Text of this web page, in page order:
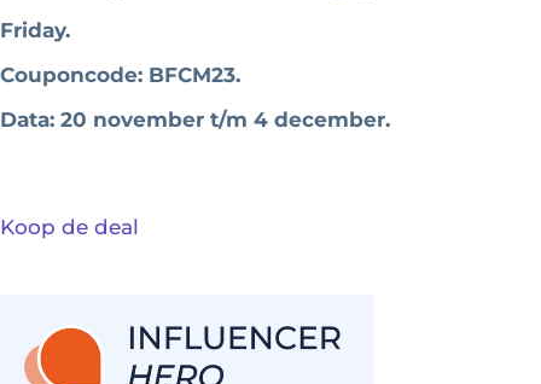
Friday.
Couponcode: BFCM23.
Data: 20 november t/m 4 december.
Koop de deal